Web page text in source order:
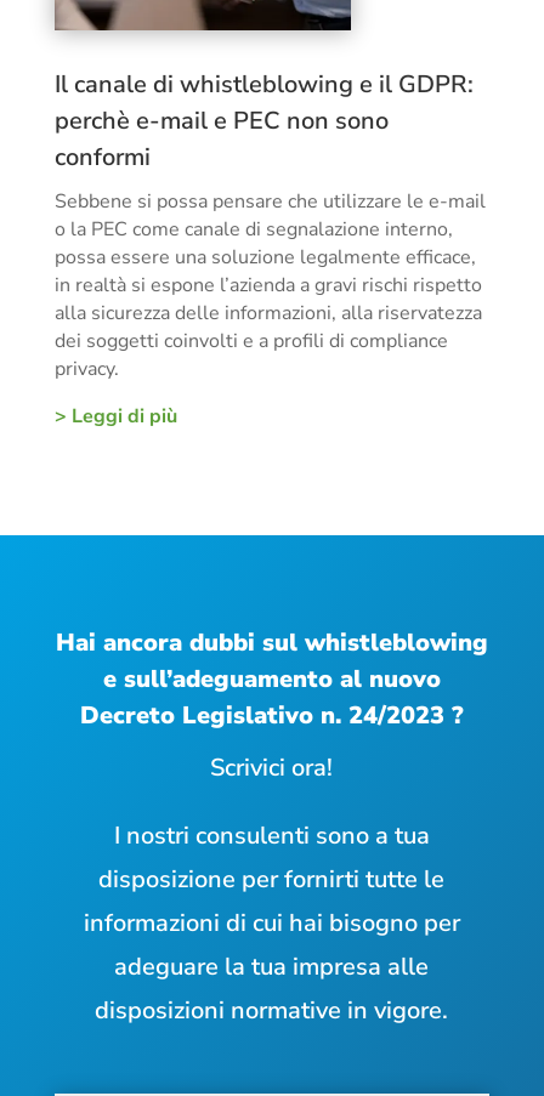
Il canale di whistleblowing e il GDPR:
perchè e-mail e PEC non sono
conformi
Sebbene si possa pensare che utilizzare le e-mail
o la PEC come canale di segnalazione interno,
possa essere una soluzione legalmente efficace,
in realtà si espone l’azienda a gravi rischi rispetto
alla sicurezza delle informazioni, alla riservatezza
dei soggetti coinvolti e a profili di compliance
privacy.
> Leggi di più
Hai ancora dubbi sul whistleblowing
e sull’adeguamento al nuovo
Decreto Legislativo n. 24/2023 ?
Scrivici ora!
I nostri consulenti sono a tua
disposizione per fornirti tutte le
informazioni di cui hai bisogno per
adeguare la tua impresa alle
disposizioni normative in vigore.